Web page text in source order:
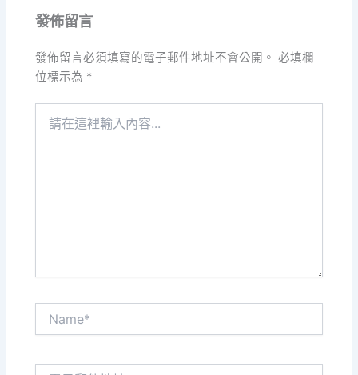
發佈留言
發佈留言必須填寫的電子郵件地址不會公開。 必填欄
位標示為 *